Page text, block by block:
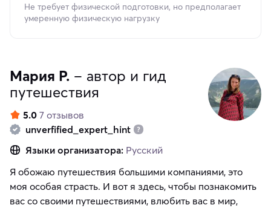
Не требует физической подготовки, но предполагает
умеренную физическую нагрузку
Мария Р. – автор и гид
путешествия
5.0 7 отзывов
unverfified_expert_hint
Языки организатора: Русский
Я обожаю путешествия большими компаниями, это
моя особая страсть. И вот я здесь, чтобы познакомить
вас со своими путешествиями, влюбить вас в мир,